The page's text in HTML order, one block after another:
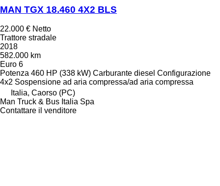
MAN TGX 18.460 4X2 BLS
22.000 € Netto
Trattore stradale
2018
582.000 km
Euro 6
Potenza 460 HP (338 kW) Carburante diesel Configurazione
4x2 Sospensione ad aria compressa/ad aria compressa
Italia, Caorso (PC)
Man Truck & Bus Italia Spa
Contattare il venditore